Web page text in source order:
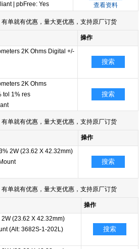
pbFree: Yes 查看资料
单就有优惠，量大更优惠，支持原厂订货
操作
2K Ohms Digital +/-
搜索
2K Ohms
tol 1% res
搜索
单就有优惠，量大更优惠，支持原厂订货
操作
2W (23.62 X 42.32mm)
搜索
单就有优惠，量大更优惠，支持原厂订货
操作
2W (23.62 X 42.32mm)
(Alt: 3682S-1-202L)
搜索